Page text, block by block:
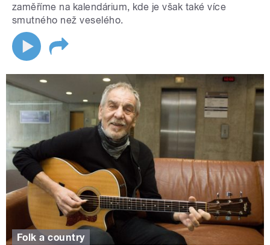
zaměříme na kalendárium, kde je však také více
smutného než veselého.
Folk a country